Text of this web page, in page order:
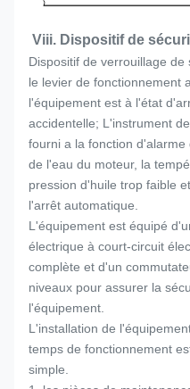
Viii. Dispositif de
Dispositif de verrouillage
le levier de fonctionnement
l'équipement est à l'état
accidentelle; L'instrument
fourni a la fonction
de l'eau du moteur, la
pression d'huile trop faible
l'arrêt automatique.
L'équipement est équipé
électrique à court-circuit
complète et d'un
niveaux pour assurer la
l'équipement.
L'installation de
temps de fonctionnement
simple.